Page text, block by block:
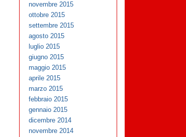
novembre 2015
ottobre 2015
settembre 2015
agosto 2015
luglio 2015
giugno 2015
maggio 2015
aprile 2015
marzo 2015
febbraio 2015
gennaio 2015
dicembre 2014
novembre 2014